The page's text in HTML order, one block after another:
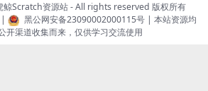
鲸Scratch资源站- All rights reserved 版权所有
黑公网安备23090002000115号| 本站资源均
开渠道收集而来，仅供学习交流使用